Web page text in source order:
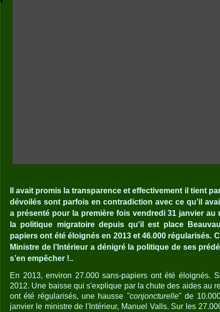
Il avait promis la transparence et effectivement il tient
dévoilés sont parfois en contradiction avec ce qu’il
a présenté pour la première fois vendredi 31 janvier au
la politique migratoire depuis qu'il est place
papiers ont été éloignés en 2013 et 46.000 régularisés.
Ministre de l’Intérieur a dénigré la politique de ses
s’en empêcher !..
En 2013, environ 27.000 sans-papiers ont été éloignés.
2012. Une baisse qui s'explique par la chute des aides au
ont été régularisés, une hausse "conjoncturelle" de
janvier le ministre de l'Intérieur, Manuel Valls. Sur les